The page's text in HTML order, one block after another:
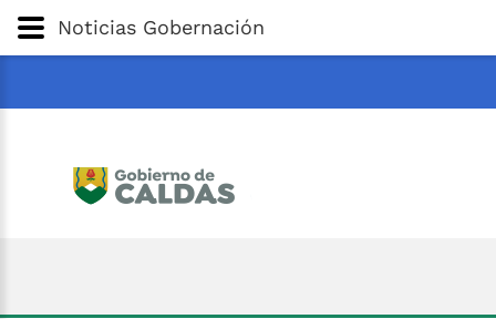
Gobernación de
Noticias Gobernación